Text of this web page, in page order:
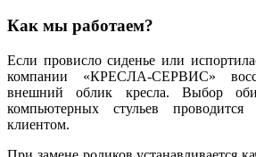
Как мы работаем?
Если провисло сиденье или
компании «КРЕСЛА-СЕРВИС»
внешний облик кресла. Выбор
компьютерных стульев
клиентом.